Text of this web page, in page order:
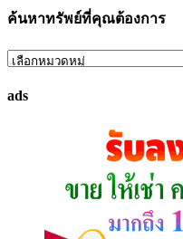
ค้นหาทรัพย์ที่คุณต้องการ
ค้นหา
ที่
ads